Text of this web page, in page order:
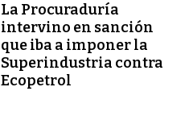
La Procuraduría
intervino en sanción
que iba a imponer la
Superindustria contra
Ecopetrol